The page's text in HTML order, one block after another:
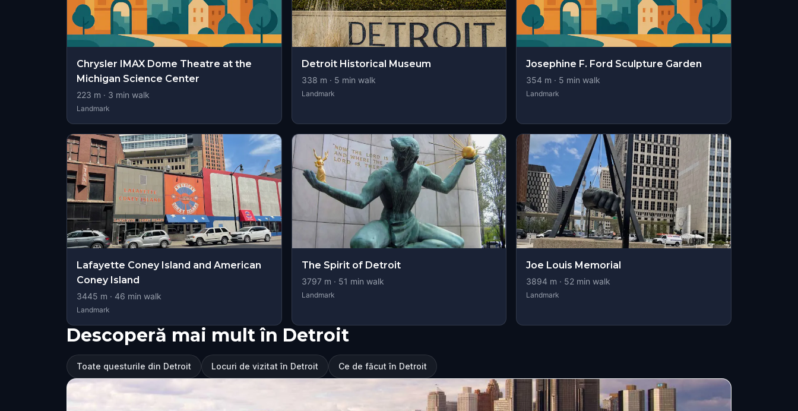
Chrysler IMAX Dome Theatre at the
Michigan Science Center
223 m · 3 min walk
Landmark
Detroit Historical Museum
338 m · 5 min walk
Landmark
Josephine F. Ford Sculpture Garden
354 m · 5 min walk
Landmark
Lafayette Coney Island and American
Coney Island
3445 m · 46 min walk
Landmark
The Spirit of Detroit
3797m · 51 min walk
Landmark
Joe Louis Memorial
3894 m · 52 min walk
Landmark
Descoperă mai mult în Detroit
Toate questurile din Detroit Locuri de vizitat în Detroit Ce de făcut în Detroit